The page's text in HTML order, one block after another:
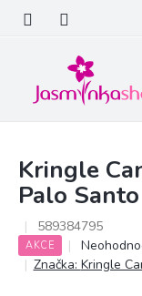
obsah
Kringle
Palo
589384795
AKCE
Průměrné
hodnocení
Značka: Kringle